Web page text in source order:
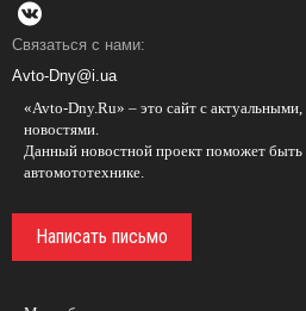
Связаться с нами:
Avto-Dny@i.ua
«Avto-Dny.Ru» – это сайт с
новостями.
Данный новостной проект поможет быть
автомототехнике.
Написать письмо